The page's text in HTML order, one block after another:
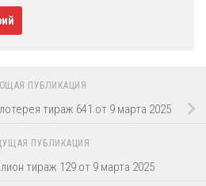
ПУБЛИКАЦИЯ
тираж 641 от 9 марта 2025
ПУБЛИКАЦИЯ
тираж 129 от 9 марта 2025